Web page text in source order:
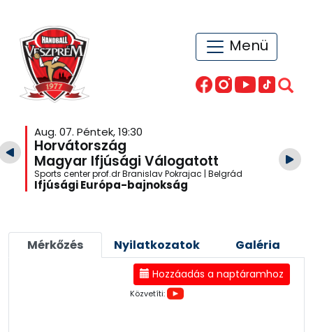
Menü
Aug. 07. Péntek, 19:30
Horvátország
Magyar Ifjúsági Válogatott
Sports center prof.dr Branislav Pokrajac | Belgrád
Ifjúsági Európa-bajnokság
Mérkőzés Nyilatkozatok Galéria
Hozzáadás a naptáramhoz
Közvetíti: